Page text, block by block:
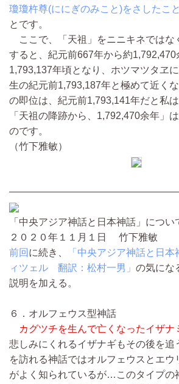
瓊瓊杵尊(ににぎのみこと)をさしたこ
とです。
ここで、「天祖」をニニキネではな
すると、紀元前667年から約
1,793,137年頃となり、ホツマツタヱ
生の紀元前1,793,187年と極めて近く
の即位は、紀元前1,793,141年だと私は
「天祖の降跡から、1,792,470余年」
のです。
（竹下雅敏）
「中央アジア神話と日本神話」につい
２０２０年１１月１日 竹下雅敏
前回 に続き、
「中央アジア神話と日
ィツェル 翻訳：松村一男」 の気にな
説明を加える。
６．オルフェウス型神話
カグツチを生んで亡くなったイザナ
悲しみにくれるイザナギもその後を追
を訪れる神話ではオルフェウスとエウ
がよく知られているが…このタイプの